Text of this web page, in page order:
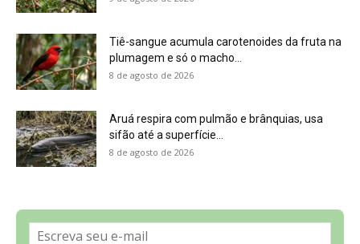
Política de Privacidade, LGPD e RGPD